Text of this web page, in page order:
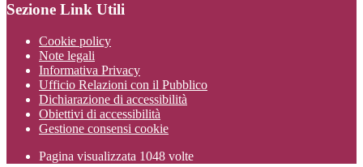
Sezione Link Utili
Cookie policy
Note legali
Informativa Privacy
Ufficio Relazioni con il Pubblico
Dichiarazione di accessibilità
Obiettivi di accessibilità
Gestione consensi cookie
Pagina visualizzata 1048 volte